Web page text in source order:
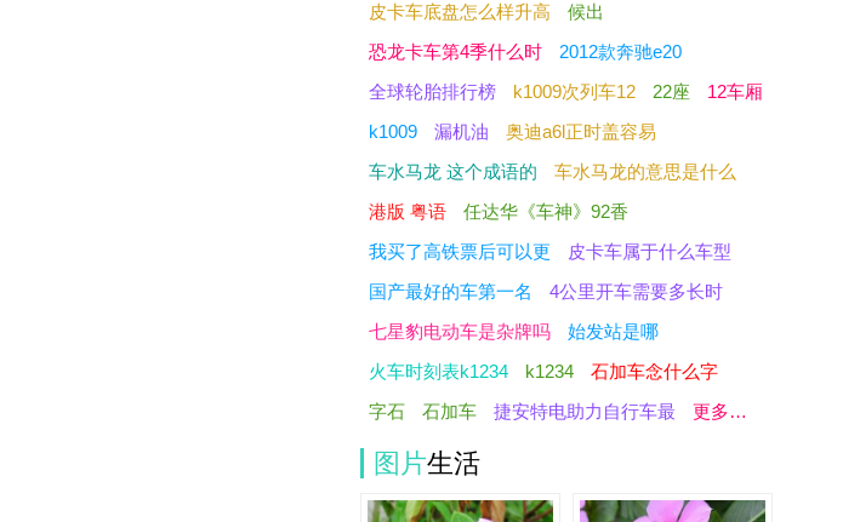
皮卡车底盘怎么样升高
候出
恐龙卡车第4季什么时
2012款奔驰e20
全球轮胎排行榜
k1009次列车12 22座
12车厢
k1009
漏机油
奥迪a6l正时盖容易
车水马龙 这个成语的
车水马龙的意思是什么
港版 粤语
任达华《车神》92香
我买了高铁票后可以更
皮卡车属于什么车型
国产最好的车第一名
4公里开车需要多长时
七星豹电动车是杂牌吗
始发站是哪
火车时刻表k1234
k1234
石加车念什么字
字石
石加车 捷安特电助力自行车最 更多…
图片生活